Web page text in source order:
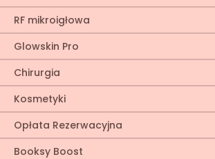
RF mikroigłowa
Glowskin Pro
Chirurgia
Kosmetyki
Opłata Rezerwacyjna
Booksy Boost